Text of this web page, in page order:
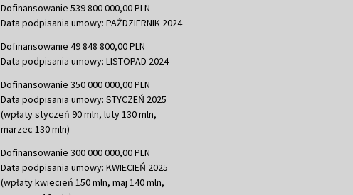
Dofinansowanie 539 800 000,00 PLN
Data podpisania umowy: PAŹDZIERNIK 2024
Dofinansowanie 49 848 800,00 PLN
Data podpisania umowy: LISTOPAD 2024
Dofinansowanie 350 000 000,00 PLN
Data podpisania umowy: STYCZEŃ 2025
(wpłaty styczeń 90 mln, luty 130 mln,
marzec 130 mln)
Dofinansowanie 300 000 000,00 PLN
Data podpisania umowy: KWIECIEŃ 2025
(wpłaty kwiecień 150 mln, maj 140 mln,